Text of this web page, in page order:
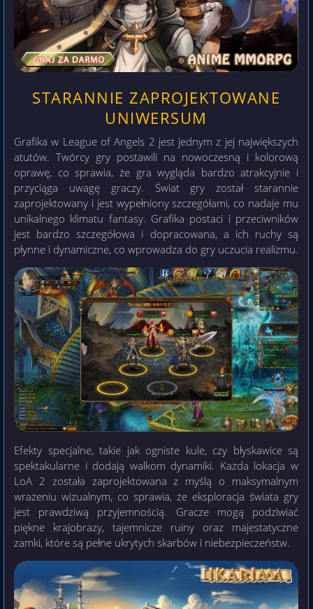
STARANNIE ZAPROJEKTOWANE
UNIWERSUM
Grafika w League of Angels 2 jest jednym z jej największych
atutów. Twórcy gry postawili na nowoczesną i kolorową
oprawę, co sprawia, że gra wygląda bardzo atrakcyjnie i
przyciąga uwagę graczy. Świat gry został starannie
zaprojektowany i jest wypełniony szczegółami, co nadaje mu
unikalnego klimatu fantasy. Grafika postaci i przeciwników
jest bardzo szczegółowa i dopracowana, a ich ruchy są
płynne i dynamiczne, co wprowadza do gry uczucia realizmu.
Efekty specjalne, takie jak ogniste kule, czy błyskawice są
spektakularne i dodają walkom dynamiki. Każda lokacja w
LoA 2 została zaprojektowana z myślą o maksymalnym
wrażeniu wizualnym, co sprawia, że eksploracja świata gry
jest prawdziwą przyjemnością. Gracze mogą podziwiać
piękne krajobrazy, tajemnicze ruiny oraz majestatyczne
zamki, które są pełne ukrytych skarbów i niebezpieczeństw.